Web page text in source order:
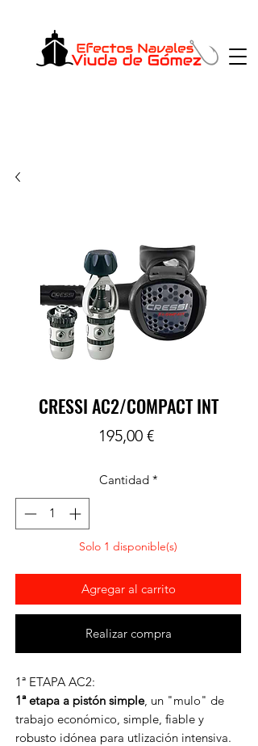
CRESSI AC2/COMPACT INT
195,00 €Precio
Cantidad *
Solo 1 disponible(s)
Agregar al carrito
Realizar compra
1ª ETAPA AC2:
1ª etapa a pistón simple, un "mulo" de
trabajo económico, simple, fiable y
robusto idónea para utlización intensiva.